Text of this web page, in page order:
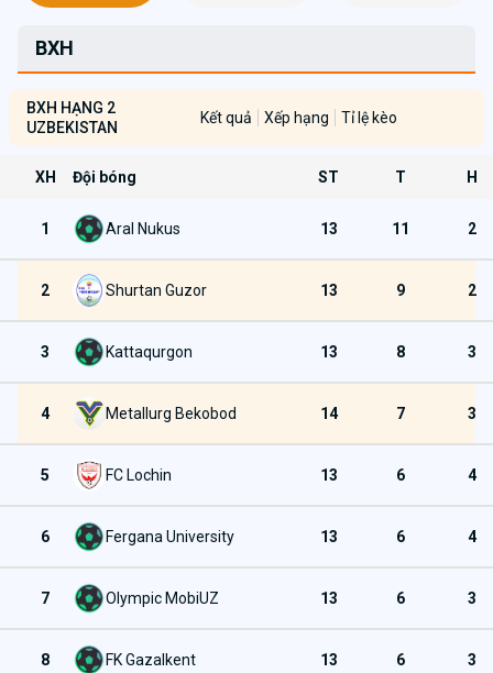
BXH
BXH HẠNG 2
UZBEKISTAN
Kết quả Xếp hạng Tỉ lệ kèo
XH Đội bóng ST T H
1 Aral Nukus 13 11 2
2 Shurtan Guzor 13 9 2
3 Kattaqurgon 13 8 3
4 Metallurg Bekobod 14 7 3
5 FC Lochin 13 6 4
6 Fergana University 13 6 4
7 Olympic MobiUZ 13 6 3
8 FK Gazalkent 13 6 3